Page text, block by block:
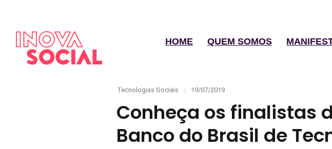
HOME QUEM SOMOS
Categories
Tecnologias Sociais
Posted
19/07/2019
Conheça os finalistas
Banco do Brasil de